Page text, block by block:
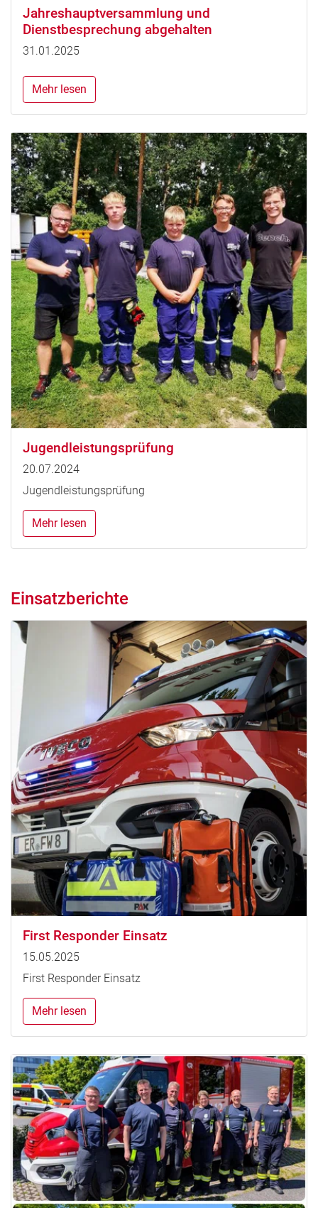
Jahreshauptversammlung und
Dienstbesprechung abgehalten
31.01.2025
Mehr lesen
Jugendleistungsprüfung
20.07.2024
Jugendleistungsprüfung
Mehr lesen
Einsatzberichte
First Responder Einsatz
15.05.2025
First Responder Einsatz
Mehr lesen